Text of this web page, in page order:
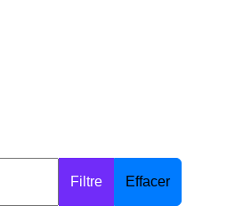
Filtre Effacer